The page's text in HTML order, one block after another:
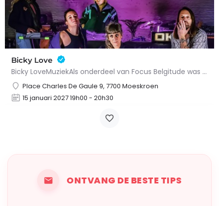
Bicky Love
Bicky LoveMuziekAls onderdeel van Focus Belgitude was het onmogelijk om Bicky Love over het hoofd te zien,…
Place Charles De Gaule 9, 7700 Moeskroen
15 januari 2027 19h00 - 20h30
ONTVANG DE BESTE TIPS